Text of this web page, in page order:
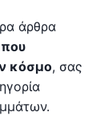
άρθρα
που
κόσμο, σας